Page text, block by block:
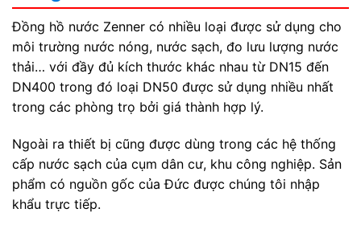
Đồng hồ nước Zenner có nhiều loại được sử dụng cho
môi trường nước nóng, nước sạch, đo lưu lượng nước
thải… với đầy đủ kích thước khác nhau từ DN15 đến
DN400 trong đó loại DN50 được sử dụng nhiều nhất
trong các phòng trọ bởi giá thành hợp lý.
Ngoài ra thiết bị cũng được dùng trong các hệ thống
cấp nước sạch của cụm dân cư, khu công nghiệp. Sản
phẩm có nguồn gốc của Đức được chúng tôi nhập
khẩu trực tiếp.